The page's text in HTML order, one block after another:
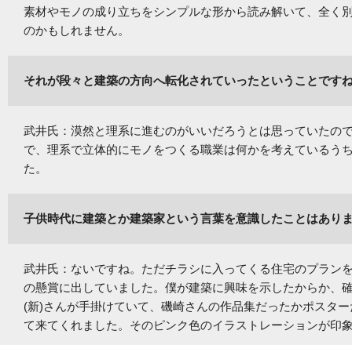
素材やモノの成り立ちをシンプルな形から読み解いて、全く
のかもしれません。
それが段々と建築の方向へ転化されていったということです
武井氏：漠然と理系に進むのがいいだろうとは思っていたの
で、理系で立体的にモノをつくる職業は何かを考えているう
た。
子供時代に建築とか建築家という言葉を意識したことはあり
武井氏：ないですね。ただチラシに入ってくる住宅のプラン
の懸賞に出していました。僕が建築に興味を示したからか、
(新)さんが手掛けていて、磯崎さんの作品集だったかポスタ
て来てくれました。そのピンク色のイラストレーションが印